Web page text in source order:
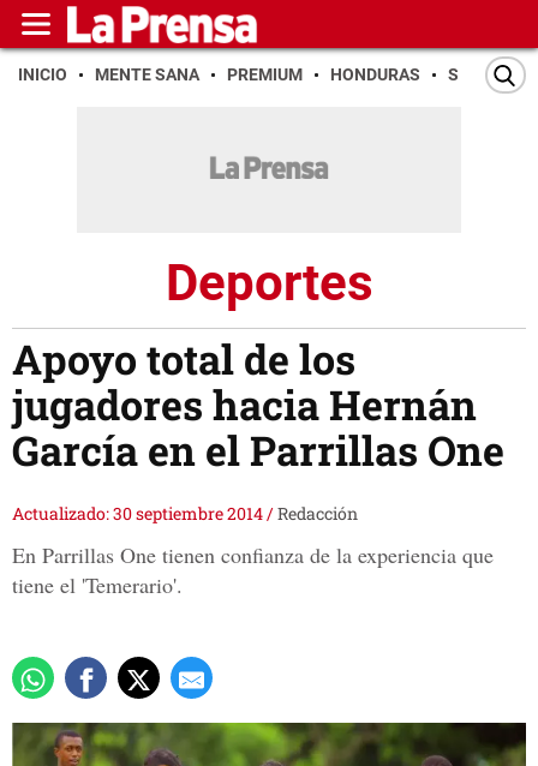
INICIO MENTE SANA PREMIUM HONDURAS SAN PEDRO
Deportes
Apoyo total de los
jugadores hacia Hernán
García en el Parrillas One
Actualizado: 30 septiembre 2014/Redacción
En Parrillas One tienen confianza de la experiencia que
tiene el 'Temerario'.